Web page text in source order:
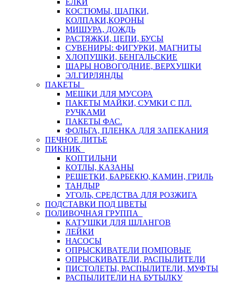
ЕЛКИ
КОСТЮМЫ, ШАПКИ,
КОЛПАКИ,КОРОНЫ
МИШУРА, ДОЖДЬ
РАСТЯЖКИ, ЦЕПИ, БУСЫ
СУВЕНИРЫ: ФИГУРКИ, МАГНИТЫ
ХЛОПУШКИ, БЕНГАЛЬСКИЕ
ШАРЫ НОВОГОДНИЕ, ВЕРХУШКИ
ЭЛ.ГИРЛЯНДЫ
ПАКЕТЫ
МЕШКИ ДЛЯ МУСОРА
ПАКЕТЫ МАЙКИ, СУМКИ С ПЛ.
РУЧКАМИ
ПАКЕТЫ ФАС.
ФОЛЬГА, ПЛЕНКА ДЛЯ ЗАПЕКАНИЯ
ПЕЧНОЕ ЛИТЬЕ
ПИКНИК
КОПТИЛЬНИ
КОТЛЫ, КАЗАНЫ
РЕШЕТКИ, БАРБЕКЮ, КАМИН, ГРИЛЬ
ТАНДЫР
УГОЛЬ, СРЕДСТВА ДЛЯ РОЗЖИГА
ПОДСТАВКИ ПОД ЦВЕТЫ
ПОЛИВОЧНАЯ ГРУППА
КАТУШКИ ДЛЯ ШЛАНГОВ
ЛЕЙКИ
НАСОСЫ
ОПРЫСКИВАТЕЛИ ПОМПОВЫЕ
ОПРЫСКИВАТЕЛИ, РАСПЫЛИТЕЛИ
ПИСТОЛЕТЫ, РАСПЫЛИТЕЛИ, МУФТЫ
РАСПЫЛИТЕЛИ НА БУТЫЛКУ